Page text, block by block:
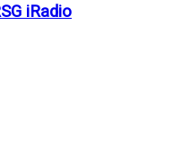
iRadio